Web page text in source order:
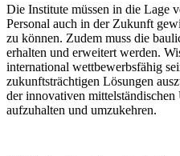
Die Institute müssen in die Lage
Personal auch in der Zukunft
zu können. Zudem muss die
erhalten und erweitert werden.
international wettbewerbsfähig
zukunftsträchtigen Lösungen
der innovativen mittelständischen
aufzuhalten und umzukehren.